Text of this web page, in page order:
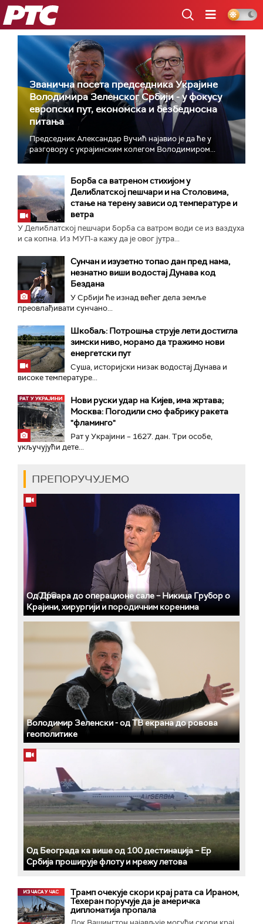
РТС
Званична посета председника Украјине
Володимира Зеленског Србији - у фокусу
европски пут, економска и безбедносна
питања
Председник Александар Вучић најавио је да ће у
разговору с украјинским колегом Володимиром...
Борба са ватреном стихијом у
Делиблатској пешчари и на Столовима,
стање на терену зависи од температуре и
ветра
У Делиблатској пешчари борба са ватром води се из ваздуха
и са копна. Из МУП-а кажу да је овог јутра...
Сунчан и изузетно топао дан пред нама,
незнатно виши водостај Дунава код
Бездана
У Србији ће изнад већег дела земље
преовлађивати сунчано...
Шкобаљ: Потрошња струје лети достигла
зимски ниво, морамо да тражимо нови
енергетски пут
Суша, историјски низак водостај Дунава и
високе температуре...
Нови руски удар на Кијев, има жртава;
Москва: Погодили смо фабрику ракета
"фламинго"
Рат у Украјини – 1627. дан. Три особе,
укључујући дете...
ПРЕПОРУЧУЈЕМО
Од Дрвара до операционе сале – Никица Грубор о
Крајини, хирургији и породичним коренима
Володимир Зеленски - од ТВ екрана до ровова
геополитике
Од Београда ка више од 100 дестинација – Ер
Србија проширује флоту и мрежу летова
Трамп очекује скори крај рата са Ираном,
Техеран поручује да је америчка
дипломатија пропала